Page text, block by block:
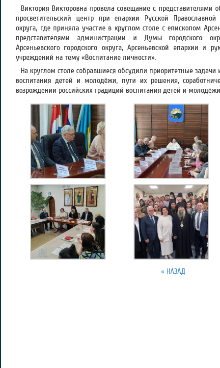
Виктория Викторовна провела совещание с представителями
просветительский центр при епархии Русской Православной
округа, где приняла участие в круглом столе с епископом
представителями администрации и Думы городского
Арсеньевского городского округа, Арсеньевской епархии и
учреждений на тему «Воспитание личности».
На круглом столе собравшиеся обсудили приоритетные
воспитания детей и молодёжи, пути их решения,
возрождении российских традиций воспитания детей и
« НАЗАД